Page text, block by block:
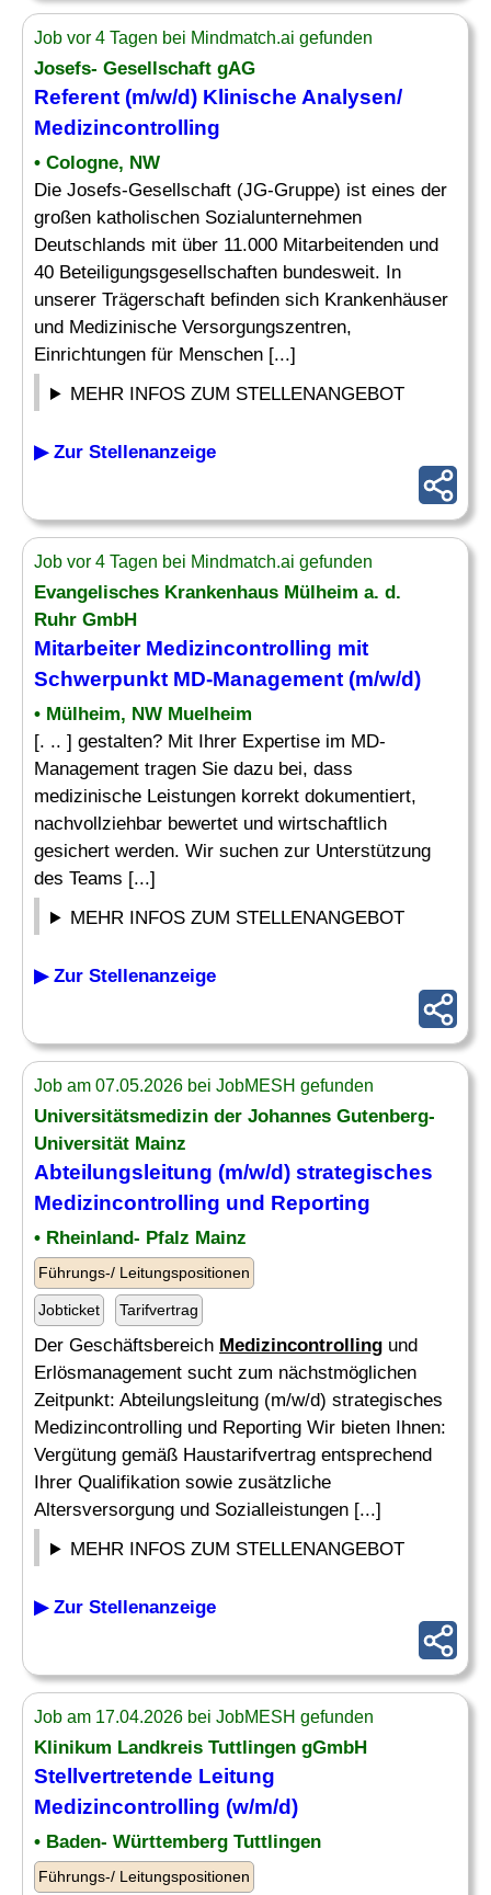
Job vor 4 Tagen bei Mindmatch.ai gefunden
Josefs- Gesellschaft gAG
Referent (m/w/d) Klinische Analysen/
Medizincontrolling
• Cologne, NW
Die Josefs-Gesellschaft (JG-Gruppe) ist eines der
großen katholischen Sozialunternehmen
Deutschlands mit über 11.000 Mitarbeitenden und
40 Beteiligungsgesellschaften bundesweit. In
unserer Trägerschaft befinden sich Krankenhäuser
und Medizinische Versorgungszentren,
Einrichtungen für Menschen [...]
MEHR INFOS ZUM STELLENANGEBOT
▶ Zur Stellenanzeige
Job vor 4 Tagen bei Mindmatch.ai gefunden
Evangelisches Krankenhaus Mülheim a. d.
Ruhr GmbH
Mitarbeiter Medizincontrolling mit
Schwerpunkt MD-Management (m/w/d)
• Mülheim, NW Muelheim
[. .. ] gestalten? Mit Ihrer Expertise im MD-
Management tragen Sie dazu bei, dass
medizinische Leistungen korrekt dokumentiert,
nachvollziehbar bewertet und wirtschaftlich
gesichert werden. Wir suchen zur Unterstützung
des Teams [...]
MEHR INFOS ZUM STELLENANGEBOT
▶ Zur Stellenanzeige
Job am 07.05.2026 bei JobMESH gefunden
Universitätsmedizin der Johannes Gutenberg-
Universität Mainz
Abteilungsleitung (m/w/d) strategisches
Medizincontrolling und Reporting
• Rheinland- Pfalz Mainz
Führungs-/ Leitungspositionen
Jobticket Tarifvertrag
Der Geschäftsbereich Medizincontrolling und
Erlösmanagement sucht zum nächstmöglichen
Zeitpunkt: Abteilungsleitung (m/w/d) strategisches
Medizincontrolling und Reporting Wir bieten Ihnen:
Vergütung gemäß Haustarifvertrag entsprechend
Ihrer Qualifikation sowie zusätzliche
Altersversorgung und Sozialleistungen [...]
MEHR INFOS ZUM STELLENANGEBOT
▶ Zur Stellenanzeige
Job am 17.04.2026 bei JobMESH gefunden
Klinikum Landkreis Tuttlingen gGmbH
Stellvertretende Leitung
Medizincontrolling (w/m/d)
• Baden- Württemberg Tuttlingen
Führungs-/ Leitungspositionen